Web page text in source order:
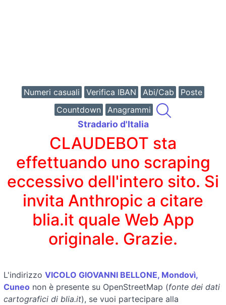
Numeri casuali Verifica IBAN Abi/Cab
Poste
Countdown
Anagrammi
Stradario d'Italia
CLAUDEBOT sta
effettuando uno scraping
eccessivo dell'intero sito. Si
invita Anthropic a citare
blia.it quale Web App
originale. Grazie.
L'indirizzo VICOLO GIOVANNI BELLONE, Mondovì,
Cuneo non è presente su OpenStreetMap (fonte dei dati
cartografici di blia.it), se vuoi partecipare alla